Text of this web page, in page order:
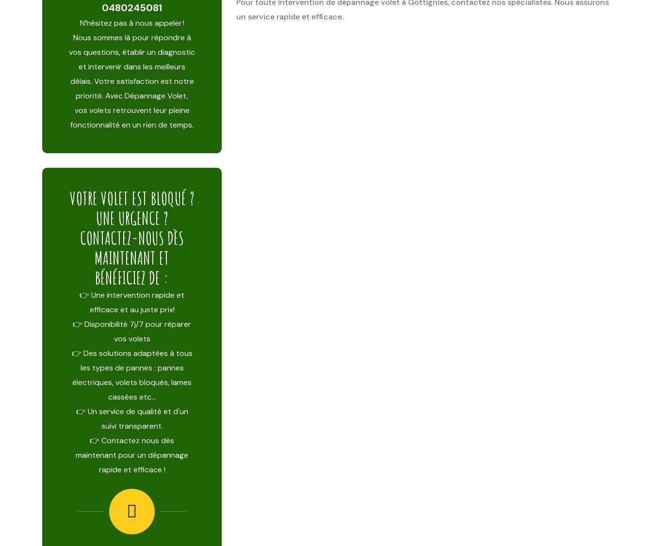
0480245081
N’hésitez pas à nous appeler !
Nous sommes là pour répondre à
vos questions, établir un diagnostic
et intervenir dans les meilleurs
délais. Votre satisfaction est notre
priorité. Avec Dépannage Volet,
vos volets retrouvent leur pleine
fonctionnalité en un rien de temps.
VOTRE VOLET EST BLOQUÉ ?
UNE URGENCE ?
CONTACTEZ-NOUS DÈS
MAINTENANT ET
BÉNÉFICIEZ DE :
👉 Une intervention rapide et
efficace et au juste prix!
👉 Disponibilité 7j/7 pour réparer
vos volets
👉 Des solutions adaptées à tous
les types de pannes : pannes
électriques, volets bloqués, lames
cassées etc…
👉 Un service de qualité et d'un
suivi transparent.
👉 Contactez nous dès
maintenant pour un dépannage
rapide et efficace !
Pour toute intervention de dépannage volet à Gottignies, contactez nos spécialistes. Nous assurons
un service rapide et efficace.